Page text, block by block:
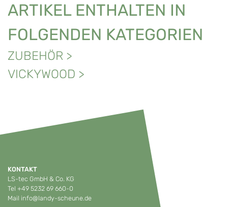
ARTIKEL ENTHALTEN IN
FOLGENDEN KATEGORIEN
ZUBEHÖR >
VICKYWOOD >
KONTAKT
LS-tec GmbH & Co. KG
Tel +49 5232 69 660-0
Mail info@landy-scheune.de